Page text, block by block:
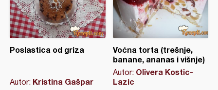
Poslastica od griza
Autor: Kristina Gašpar
Voćna torta (trešnje,
banane, ananas i višnje)
Autor: Olivera Kostic-
Lazic